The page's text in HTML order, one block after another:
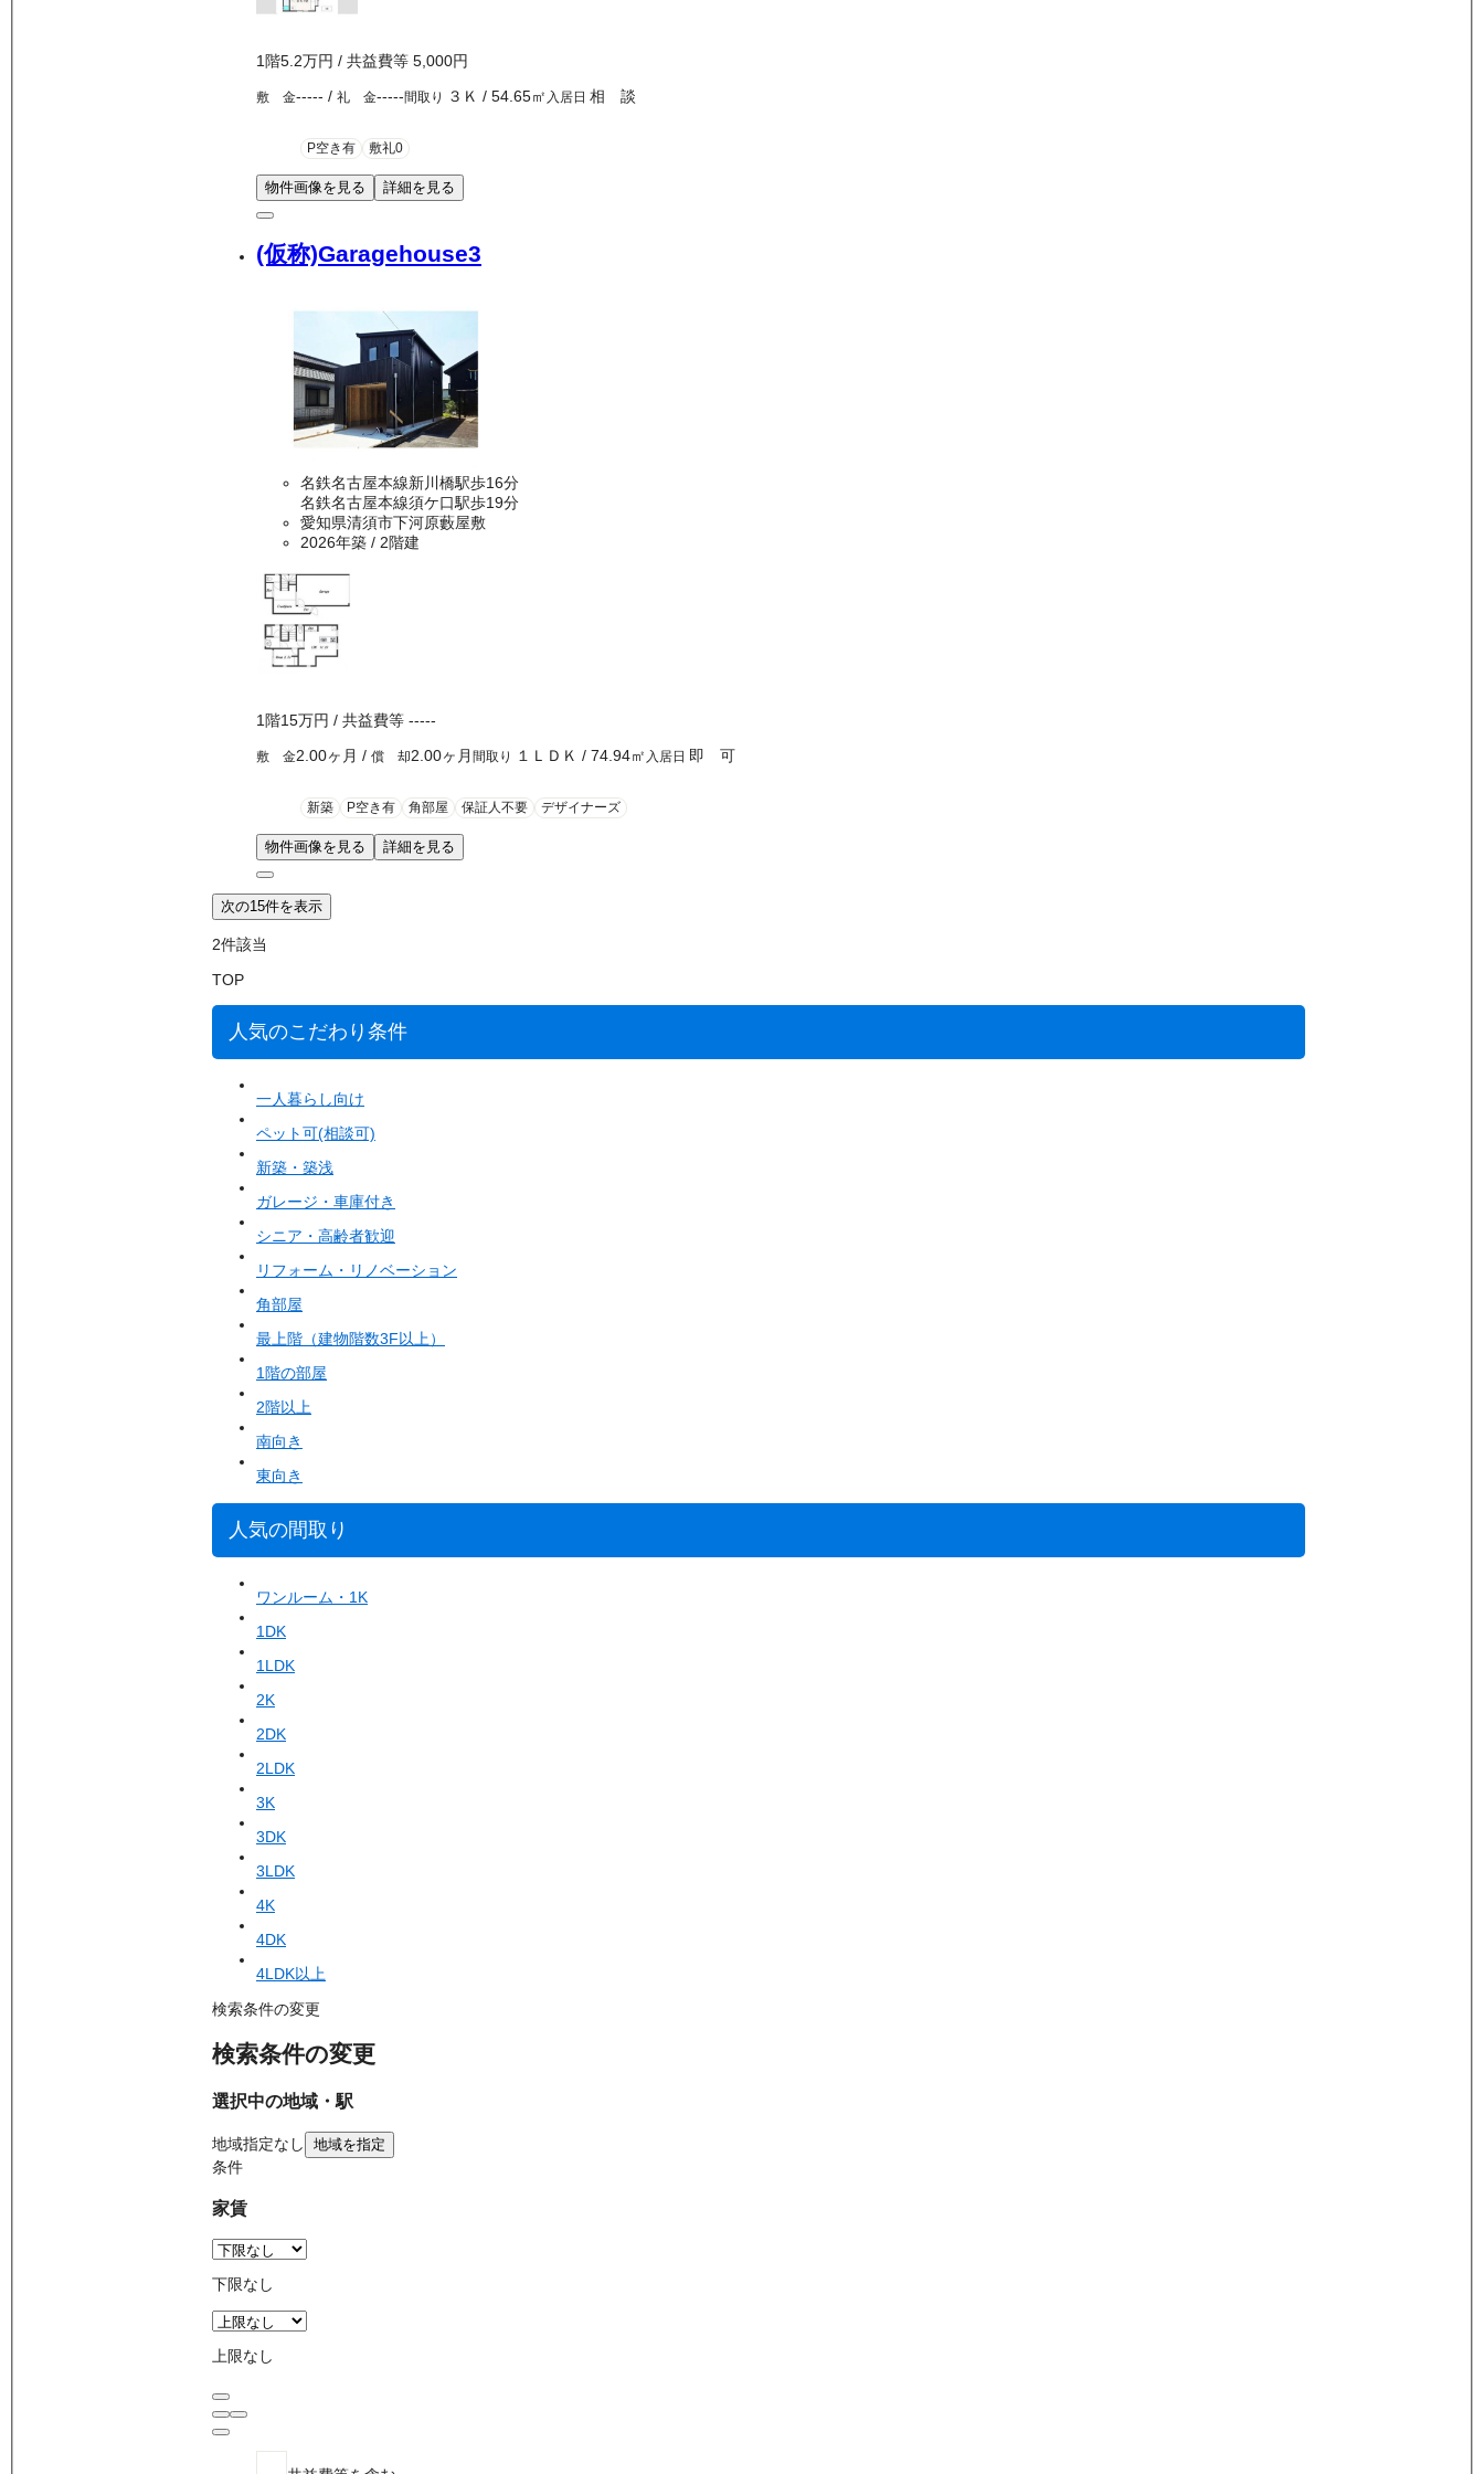
1階5.2万円 / 共益費等 5,000円
敷 金----- / 礼 金-----間取り ３Ｋ / 54.65㎡ 入居日 相 談
P空き有 敷礼0
物件画像を見る 詳細を見る
(仮称)Garagehouse3
名鉄名古屋本線新川橋駅歩16分
名鉄名古屋本線須ケ口駅歩19分
愛知県清須市下河原藪屋敷
2026年築 / 2階建
1階15万円 / 共益費等 -----
敷 金2.00ヶ月 / 償 却2.00ヶ月 間取り １ＬＤＫ / 74.94㎡ 入居日 即 可
新築 P空き有 角部屋 保証人不要 デザイナーズ
物件画像を見る 詳細を見る
次の15件を表示
2件該当
TOP
人気のこだわり条件
一人暮らし向け
ペット可(相談可)
新築・築浅
ガレージ・車庫付き
シニア・高齢者歓迎
リフォーム・リノベーション
角部屋
最上階（建物階数3F以上）
1階の部屋
2階以上
南向き
東向き
人気の間取り
ワンルーム・1K
1DK
1LDK
2K
2DK
2LDK
3K
3DK
3LDK
4K
4DK
4LDK以上
検索条件の変更
検索条件の変更
選択中の地域・駅
地域指定なし 地域を指定
条件
家賃
下限なし
上限なし